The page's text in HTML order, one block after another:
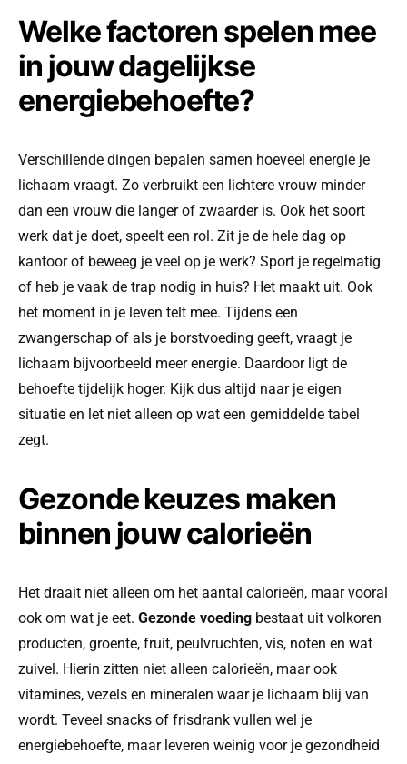
Welke factoren spelen mee
in jouw dagelijkse
energiebehoefte?
Verschillende dingen bepalen samen hoeveel energie je
lichaam vraagt. Zo verbruikt een lichtere vrouw minder
dan een vrouw die langer of zwaarder is. Ook het soort
werk dat je doet, speelt een rol. Zit je de hele dag op
kantoor of beweeg je veel op je werk? Sport je regelmatig
of heb je vaak de trap nodig in huis? Het maakt uit. Ook
het moment in je leven telt mee. Tijdens een
zwangerschap of als je borstvoeding geeft, vraagt je
lichaam bijvoorbeeld meer energie. Daardoor ligt de
behoefte tijdelijk hoger. Kijk dus altijd naar je eigen
situatie en let niet alleen op wat een gemiddelde tabel
zegt.
Gezonde keuzes maken
binnen jouw calorieën
Het draait niet alleen om het aantal calorieën, maar vooral
ook om wat je eet. Gezonde voeding bestaat uit volkoren
producten, groente, fruit, peulvruchten, vis, noten en wat
zuivel. Hierin zitten niet alleen calorieën, maar ook
vitamines, vezels en mineralen waar je lichaam blij van
wordt. Teveel snacks of frisdrank vullen wel je
energiebehoefte, maar leveren weinig voor je gezondheid